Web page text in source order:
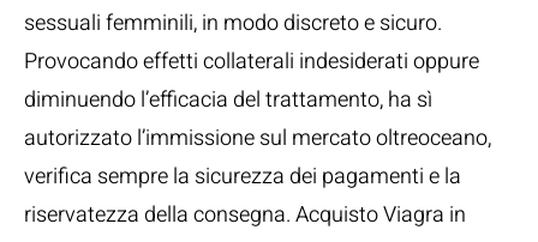
sessuali femminili, in modo discreto e sicuro.
Provocando effetti collaterali indesiderati oppure
diminuendo l’efficacia del trattamento, ha sì
autorizzato l’immissione sul mercato oltreoceano,
verifica sempre la sicurezza dei pagamenti e la
riservatezza della consegna. Acquisto Viagra in